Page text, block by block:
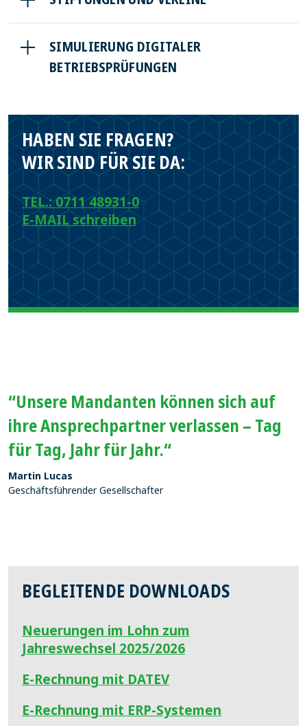
SIMULIERUNG DIGITALER
BETRIEBSPRÜFUNGEN
HABEN SIE FRAGEN?
WIR SIND FÜR SIE DA:
TEL.: 0711 48931-0
E-MAIL schreiben
“Unsere Mandanten können sich auf
ihre Ansprechpartner verlassen – Tag
für Tag, Jahr für Jahr.“
Martin Lucas
Geschäftsführender Gesellschafter
BEGLEITENDE DOWNLOADS
Neuerungen im Lohn zum
Jahreswechsel 2025/2026
E-Rechnung mit DATEV
E-Rechnung mit ERP-Systemen